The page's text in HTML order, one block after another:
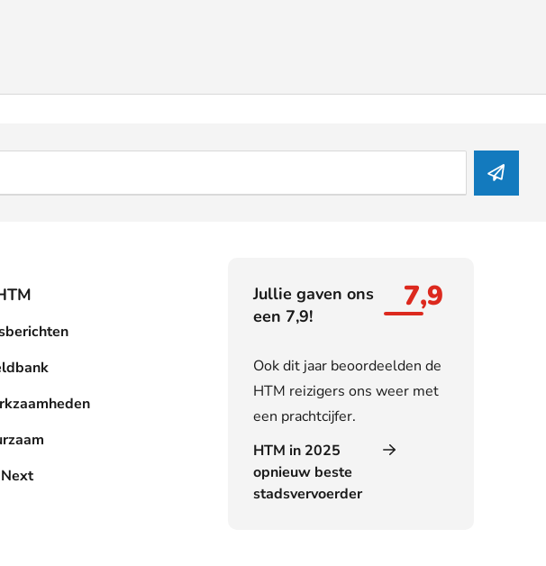
Jullie gaven ons
een 7,9!
7,9
Ook dit jaar beoordeelden de
HTM reizigers ons weer met
een prachtcijfer.
HTM in 2025
opnieuw beste
stadsvervoerder